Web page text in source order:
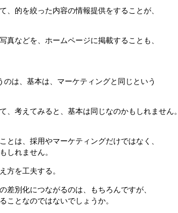
、的を絞った内容の情報提供をすることが、
真などを、ホームページに掲載することも、
は、基本は、マーケティングと同じという
、考えてみると、基本は同じなのかもしれません。
とは、採用やマーケティングだけではなく、
しれません。
方を工夫する。
差別化につながるのは、もちろんですが、
ことなのではないでしょうか。